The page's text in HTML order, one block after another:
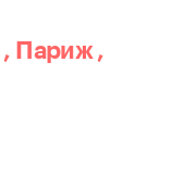
, Париж ,